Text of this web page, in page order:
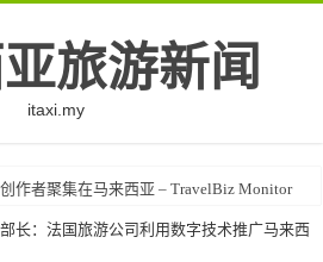
旅游新闻
itaxi.my
作者聚集在马来西亚 – TravelBiz Monitor
部长：法国旅游公司利用数字技术推广马来西